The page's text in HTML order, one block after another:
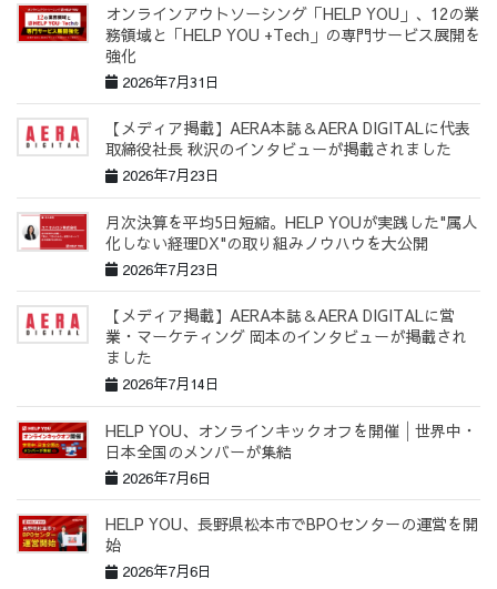
オンラインアウトソーシング「HELP YOU」、12の業
務領域と「HELP YOU +Tech」の専門サービス展開を
強化
2026年7月31日
【メディア掲載】AERA本誌＆AERA DIGITALに代表
取締役社長 秋沢のインタビューが掲載されました
2026年7月23日
月次決算を平均5日短縮。HELP YOUが実践した"属人
化しない経理DX"の取り組みノウハウを大公開
2026年7月23日
【メディア掲載】AERA本誌＆AERA DIGITALに営
業・マーケティング 岡本のインタビューが掲載され
ました
2026年7月14日
HELP YOU、オンラインキックオフを開催│世界中・
日本全国のメンバーが集結
2026年7月6日
HELP YOU、長野県松本市でBPOセンターの運営を開
始
2026年7月6日